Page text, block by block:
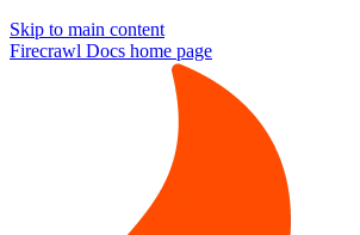
Skip to main content
Firecrawl Docs home page